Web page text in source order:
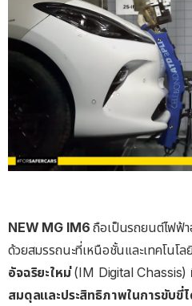
NEW MG IM6ถือเป็นรถยนต์ไฟฟ้
ด้วยสมรรถนะที่เหนือชั้นและเทคโนโ
อัจฉริยะใหม่ (IM Digital Chassis)
สมดุลและประสิทธิภาพในการขับขี่